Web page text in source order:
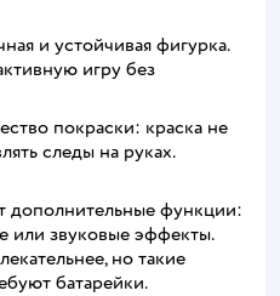
и устойчивая фигурка.
игру без
покраски: краска не
следы на руках.
функции:
или звуковые эффекты.
но такие
батарейки.